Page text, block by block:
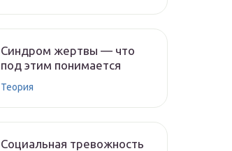
Синдром жертвы — что
под этим понимается
Теория
Социальная тревожность